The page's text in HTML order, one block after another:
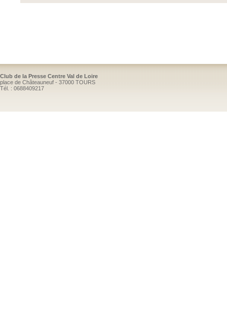
Club de la Presse Centre Val de Loire
place de Châteauneuf - 37000 TOURS
Tél. : 0688409217